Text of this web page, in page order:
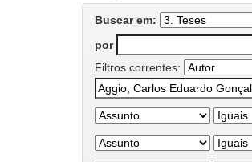
Buscar em:
por
Filtros correntes: